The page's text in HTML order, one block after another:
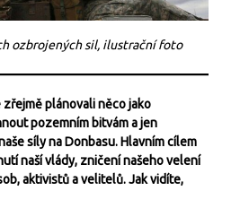
ozbrojených sil, ilustrační foto
zřejmě plánovali něco jako
pozemním bitvám a jen
síly na Donbasu. Hlavním cílem
naší vlády, zničení našeho velení
aktivistů a velitelů. Jak vidíte,